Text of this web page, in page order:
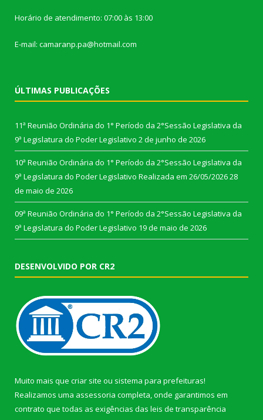
Horário de atendimento: 07:00 às 13:00
E-mail: camaranp.pa@hotmail.com
ÚLTIMAS PUBLICAÇÕES
11ª Reunião Ordinária do 1° Período da 2°Sessão Legislativa da
9ª Legislatura do Poder Legislativo 2 de junho de 2026
10ª Reunião Ordinária do 1° Período da 2°Sessão Legislativa da
9ª Legislatura do Poder Legislativo Realizada em 26/05/202628
de maio de 2026
09ª Reunião Ordinária do 1° Período da 2°Sessão Legislativa da
9ª Legislatura do Poder Legislativo 19 de maio de 2026
DESENVOLVIDO POR CR2
Muito mais que criar site ou sistema para prefeituras!
Realizamos uma assessoria completa, onde garantimos em
contrato que todas as exigências das leis de transparência